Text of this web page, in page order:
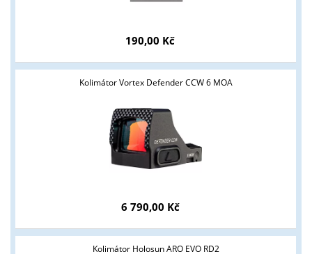
190,00 Kč
Kolimátor Vortex Defender CCW 6 MOA
6 790,00 Kč
Kolimátor Holosun ARO EVO RD2
Tyto stránky jsou určeny pouze odborné veřejnosti od 18 let a
podnikatelům v oblasti zbraně a střelivo. Splňujete tyto